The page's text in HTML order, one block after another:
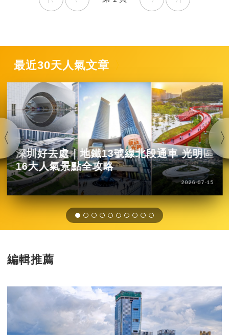
最近30天人氣文章
深圳好去處｜地鐵13號線北段通車 光明區
16大人氣景點全攻略
2026-07-15
編輯推薦